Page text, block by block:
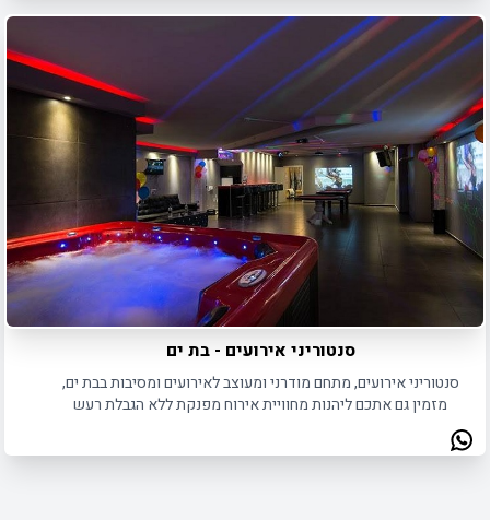
סנטוריני אירועים - בת ים
סנטוריני אירועים, מתחם מודרני ומעוצב לאירועים ומסיבות בבת ים,
מזמין גם אתכם ליהנות מחוויית אירוח מפנקת ללא הגבלת רעש